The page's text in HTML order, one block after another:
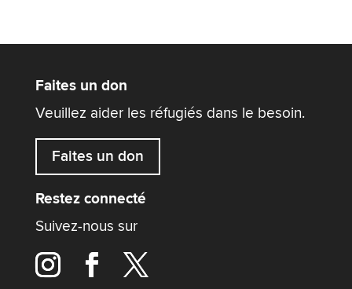
Faites un don
Veuillez aider les réfugiés dans le besoin.
Faites un don
Restez connecté
Suivez-nous sur